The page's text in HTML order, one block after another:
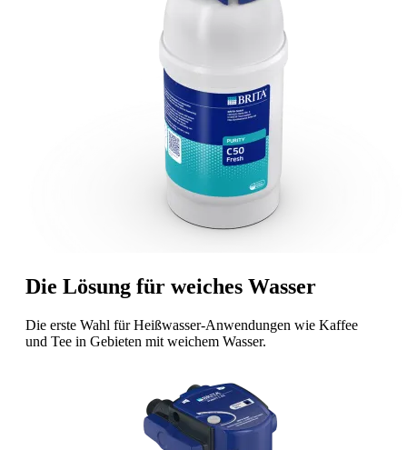
Die Lösung für weiches Wasser
Die erste Wahl für Heißwasser-Anwendungen wie Kaffee
und Tee in Gebieten mit weichem Wasser.